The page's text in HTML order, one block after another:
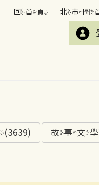
回首頁 北市圖
故事文